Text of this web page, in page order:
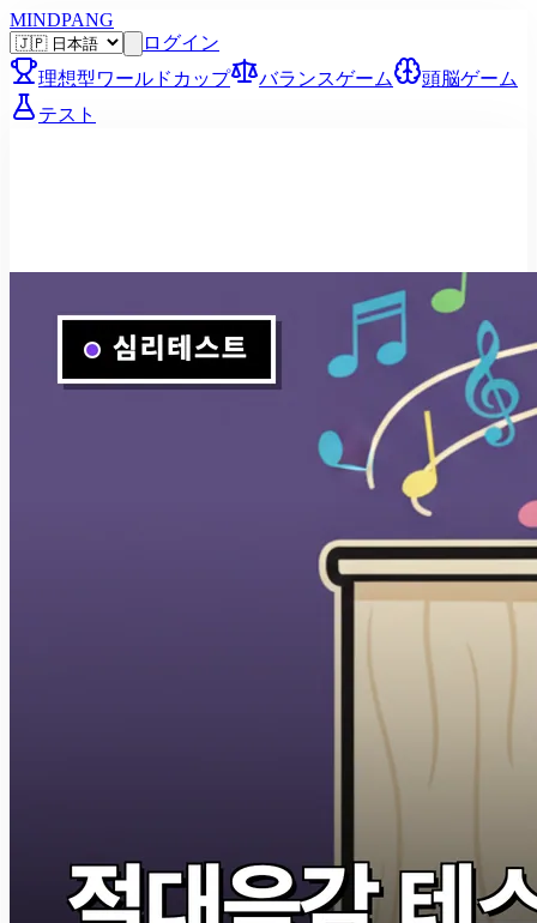
MINDPANG
ログイン
理想型ワールドカップ
バランスゲーム
頭脳ゲーム
テスト